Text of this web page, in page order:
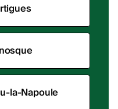
la-Napoule